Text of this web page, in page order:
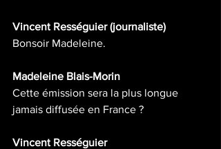
Vincent Rességuier (journaliste)
Bonsoir Madeleine.
Madeleine Blais-Morin
Cette émission sera la plus longue
jamais diffusée en France ?
Vincent Rességuier